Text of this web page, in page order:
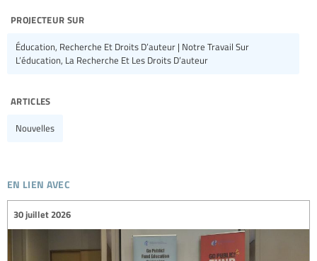
projecteur sur
Éducation, Recherche Et Droits D’auteur | Notre Travail Sur
L’éducation, La Recherche Et Les Droits D’auteur
articles
Nouvelles
en lien avec
30 juillet 2026